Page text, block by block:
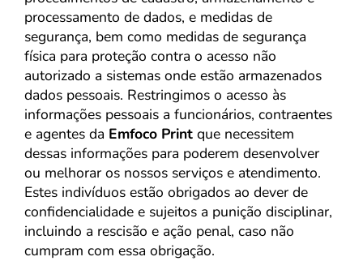
processamento de dados, e medidas de
segurança, bem como medidas de segurança
física para proteção contra o acesso não
autorizado a sistemas onde estão armazenados
dados pessoais. Restringimos o acesso às
informações pessoais a funcionários, contraentes
e agentes da Emfoco Print que necessitem
dessas informações para poderem desenvolver
ou melhorar os nossos serviços e atendimento.
Estes indivíduos estão obrigados ao dever de
confidencialidade e sujeitos a punição disciplinar,
incluindo a rescisão e ação penal, caso não
cumpram com essa obrigação.